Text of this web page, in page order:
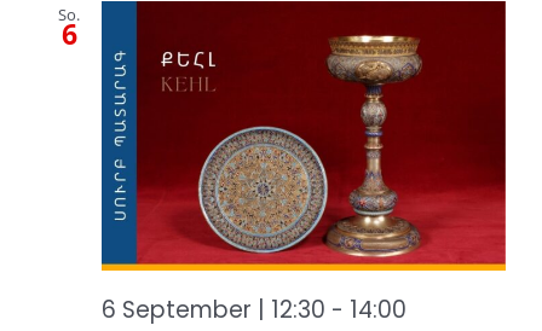
So.
6
6 September | 12:30 - 14:00